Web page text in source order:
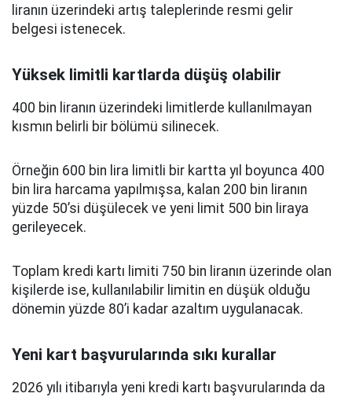
liranın üzerindeki artış taleplerinde resmi gelir
belgesi istenecek.
Yüksek limitli kartlarda düşüş olabilir
400 bin liranın üzerindeki limitlerde kullanılmayan
kısmın belirli bir bölümü silinecek.
Örneğin 600 bin lira limitli bir kartta yıl boyunca 400
bin lira harcama yapılmışsa, kalan 200 bin liranın
yüzde 50’si düşülecek ve yeni limit 500 bin liraya
gerileyecek.
Toplam kredi kartı limiti 750 bin liranın üzerinde olan
kişilerde ise, kullanılabilir limitin en düşük olduğu
dönemin yüzde 80’i kadar azaltım uygulanacak.
Yeni kart başvurularında sıkı kurallar
2026 yılı itibarıyla yeni kredi kartı başvurularında da